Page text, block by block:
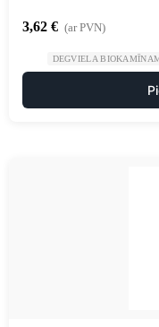
3,62 € (ar PVN)
DEGVIELA